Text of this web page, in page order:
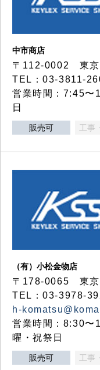
中市商店
〒112-0002 東京
TEL：03-3811-
営業時間：7:45〜
日
販売可 工事
（有）小松金物店
〒178-0065 東京
TEL：03-3978-
h-
営業時間：8:30〜
曜・祝祭日
販売可 工事